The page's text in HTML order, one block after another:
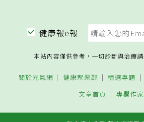
健康報e報
本站內容僅供參考，一切診斷與治療
關於元氣網 健康聚樂部 精選專題
文章首頁
專欄作家